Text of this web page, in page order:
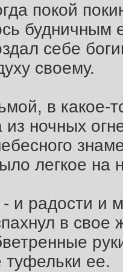
покой
будничным
себе
своему.
в какое-
из ночных
легкое на
и радости и
в свое
туфельки ее.